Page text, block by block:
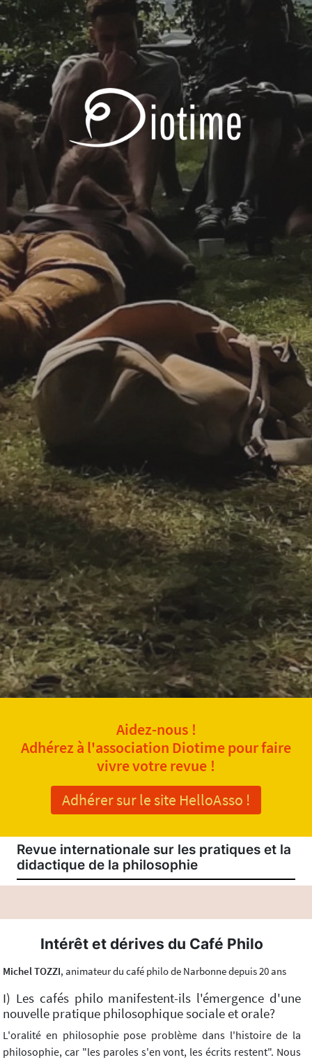
Aidez-nous !
Adhérez à l'association Diotime pour faire
vivre votre revue !
Adhérer sur le site HelloAsso !
Revue internationale sur les pratiques et la
didactique de la philosophie
Intérêt et dérives du Café Philo
Michel TOZZI, animateur du café philo de Narbonne depuis 20 ans
I) Les cafés philo manifestent-ils l'émergence d'une
nouvelle pratique philosophique sociale et orale?
L'oralité en philosophie pose problème dans l'histoire de la
philosophie, car "les paroles s'en vont, les écrits restent". Nous